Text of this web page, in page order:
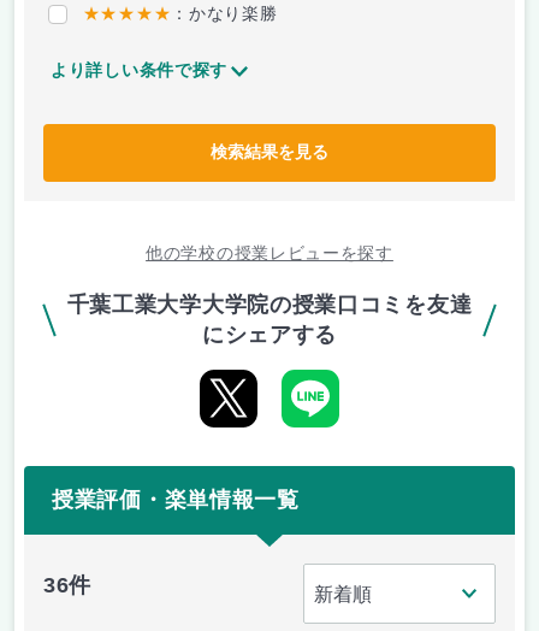
★★★★★ ：かなり楽勝
より詳しい条件で探す
検索結果を見る
他の学校の授業レビューを探す
千葉工業大学大学院の授業口コミを友達
にシェアする
授業評価・楽単情報一覧
36件